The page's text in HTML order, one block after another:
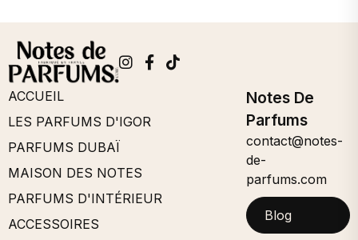
ACCUEIL
LES PARFUMS D'IGOR
PARFUMS DUBAÏ
MAISON DES NOTES
PARFUMS D'INTÉRIEUR
ACCESSOIRES
Notes De
Parfums
contact@notes-
de-
parfums.com
Blog